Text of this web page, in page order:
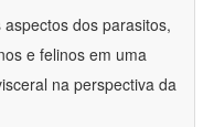
dos parasitos,
e felinos em uma
na perspectiva da